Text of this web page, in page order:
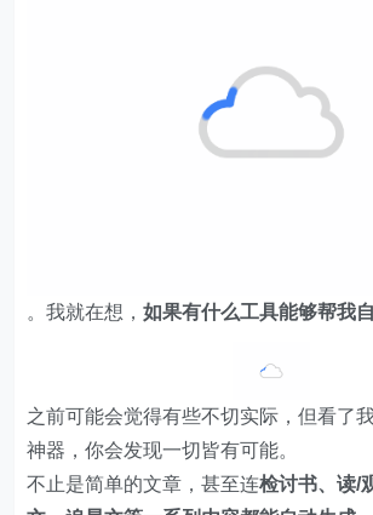
。我就在想，如果有什么工具能够帮我
之前可能会觉得有些不切实际，但看了
神器，你会发现一切皆有可能。
不止是简单的文章，甚至连检讨书、读/